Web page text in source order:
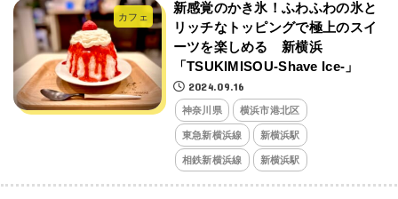
カフェ
新感覚のかき氷！ふわふわの氷と
リッチなトッピングで極上のスイ
ーツを楽しめる 新横浜
「TSUKIMISOU-Shave Ice-」
2024.09.16
神奈川県 横浜市港北区
東急新横浜線 新横浜駅
相鉄新横浜線 新横浜駅